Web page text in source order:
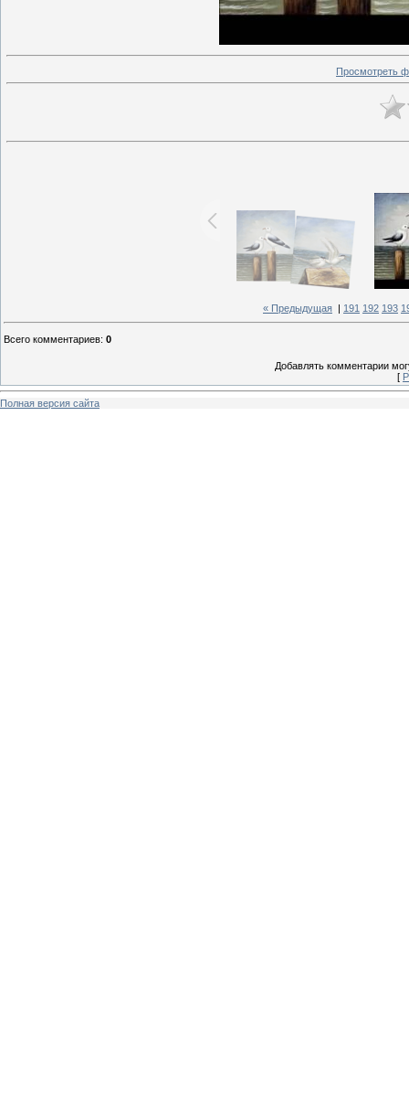
Просмотреть
« Предыдущая 191 192 193
Всего комментариев: 0
Добавлять комментарии
[
Полная версия сайта